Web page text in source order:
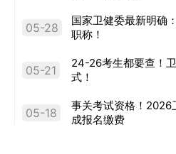
05-28
国家卫健委最新明确
职称！
05-21
24-26考生都要查！
式！
05-18
事关考试资格！2026
成报名缴费